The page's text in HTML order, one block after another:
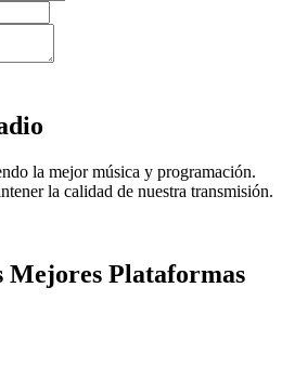
la mejor música y programación.
la calidad de nuestra transmisión.
Mejores Plataformas